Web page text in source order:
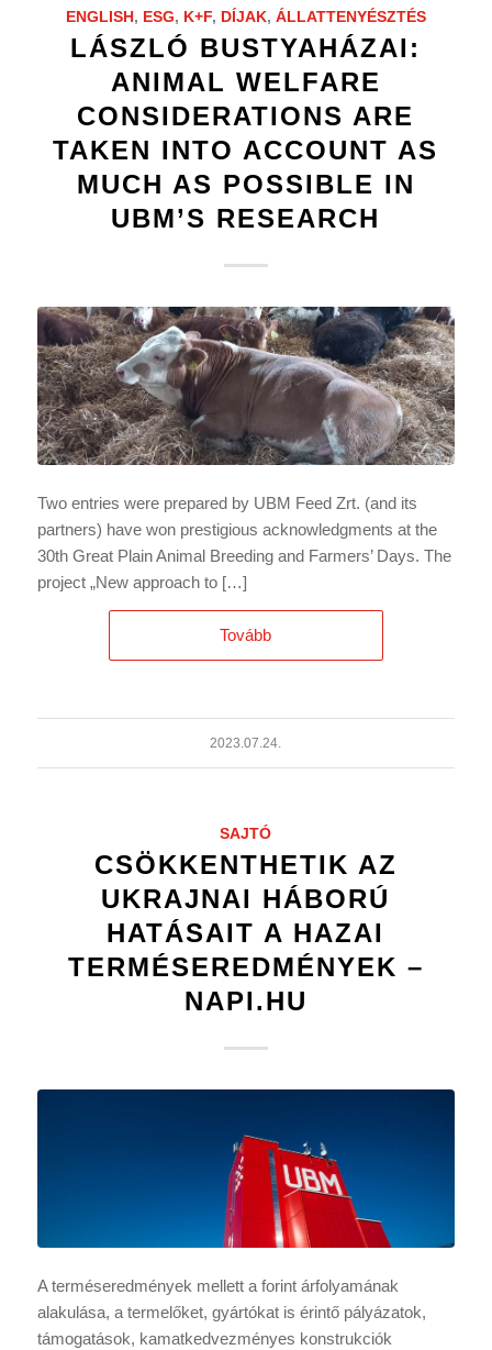
ENGLISH, ESG, K+F, DÍJAK, ÁLLATTENYÉSZTÉS
LÁSZLÓ BUSTYAHÁZAI:
ANIMAL WELFARE
CONSIDERATIONS ARE
TAKEN INTO ACCOUNT AS
MUCH AS POSSIBLE IN
UBM’S RESEARCH
Two entries were prepared by UBM Feed Zrt. (and its
partners) have won prestigious acknowledgments at the
30th Great Plain Animal Breeding and Farmers’ Days. The
project „New approach to […]
Tovább
2023.07.24.
SAJTÓ
CSÖKKENTHETIK AZ
UKRAJNAI HÁBORÚ
HATÁSAIT A HAZAI
TERMÉSEREDMÉNYEK –
NAPI.HU
A terméseredmények mellett a forint árfolyamának
alakulása, a termelőket, gyártókat is érintő pályázatok,
támogatások, kamatkedvezményes konstrukciók